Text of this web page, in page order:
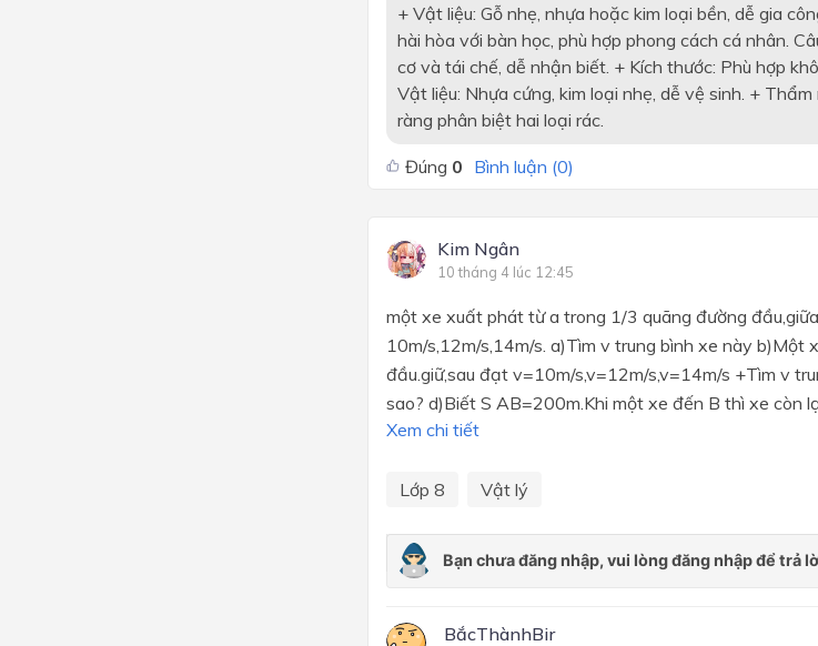
+ Vật liệu: Gỗ nhẹ, nhựa hoặc kim loại bền, dễ gia
hài hòa với bàn học, phù hợp phong cách cá nhân.
cơ và tái chế, dễ nhận biết. + Kích thước: Phù hợp
Vật liệu: Nhựa cứng, kim loại nhẹ, dễ vệ sinh. +
ràng phân biệt hai loại rác.
Đúng 0 Bình luận (0)
Kim Ngân
10 tháng 4 lúc 12:45
một xe xuất phát từ a trong 1/3 quãng đường
10m/s,12m/s,14m/s. a)Tìm v trung bình xe này
đầu.giữ,sau đạt v=10m/s,v=12m/s,v=14m/s +Tìm v
sao? d)Biết S AB=200m.Khi một xe đến B thì xe còn
Xem chi tiết
Lớp 8 Vật lý
BắcThànhBir